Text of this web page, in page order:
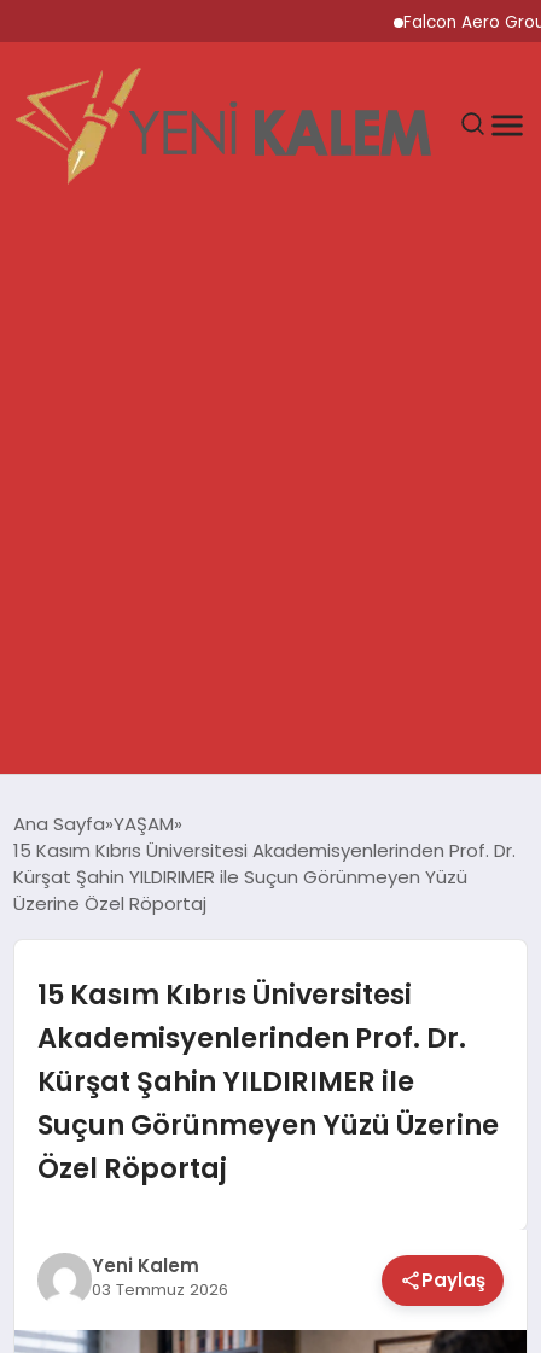
Falcon Aero Group,
SPOR
EKONOMİ
YAŞAM
TEKNOLOJİ
SAĞLIK
EĞİTİM
Ana Sayfa YAŞAM
15 Kasım Kıbrıs Üniversitesi Akademisyenlerinden Prof. Dr.
Kürşat Şahin YILDIRIMER ile Suçun Görünmeyen Yüzü
Üzerine Özel Röportaj
15 Kasım Kıbrıs Üniversitesi
Akademisyenlerinden Prof. Dr.
Kürşat Şahin YILDIRIMER ile
Suçun Görünmeyen Yüzü Üzerine
Özel Röportaj
Yeni Kalem
03 Temmuz 2026 Paylaş